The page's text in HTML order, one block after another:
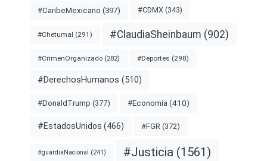
#CaribeMexicano (397) #CDMX (343)
#Chetumal (291) #ClaudiaSheinbaum (902)
#CrimenOrganizado (282) #Deportes (298)
#DerechosHumanos (510)
#DonaldTrump (377) #Economía (410)
#EstadosUnidos (466) #FGR (372)
#guardiaNacional (241) #Justicia (1561)